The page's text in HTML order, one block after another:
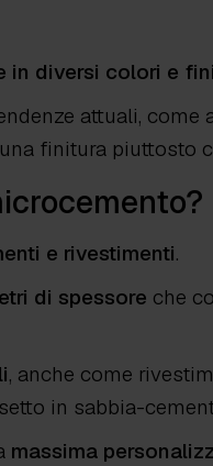
in diversi colori e
attuali,
finitura piuttosto
e rivestimenti.
di spessore che
, anche come
in sabbia-
massima